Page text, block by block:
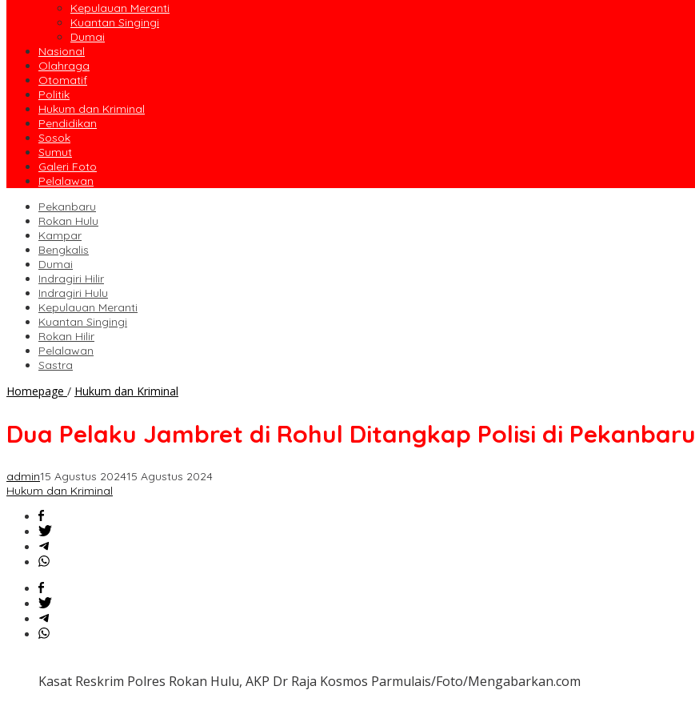
Kepulauan Meranti
Kuantan Singingi
Dumai
Nasional
Olahraga
Otomatif
Politik
Hukum dan Kriminal
Pendidikan
Sosok
Sumut
Galeri Foto
Pelalawan
Pekanbaru
Rokan Hulu
Kampar
Bengkalis
Dumai
Indragiri Hilir
Indragiri Hulu
Kepulauan Meranti
Kuantan Singingi
Rokan Hilir
Pelalawan
Sastra
Homepage / Hukum dan Kriminal
di
Polisi
Dua Pelaku Jambret di Rohul Ditangkap Polisi di Pekanbaru
admin15 Agustus 202415 Agustus 2024
Hukum dan Kriminal
Kasat Reskrim Polres Rokan Hulu, AKP Dr Raja Kosmos Parmulais/Foto/Mengabarkan.com